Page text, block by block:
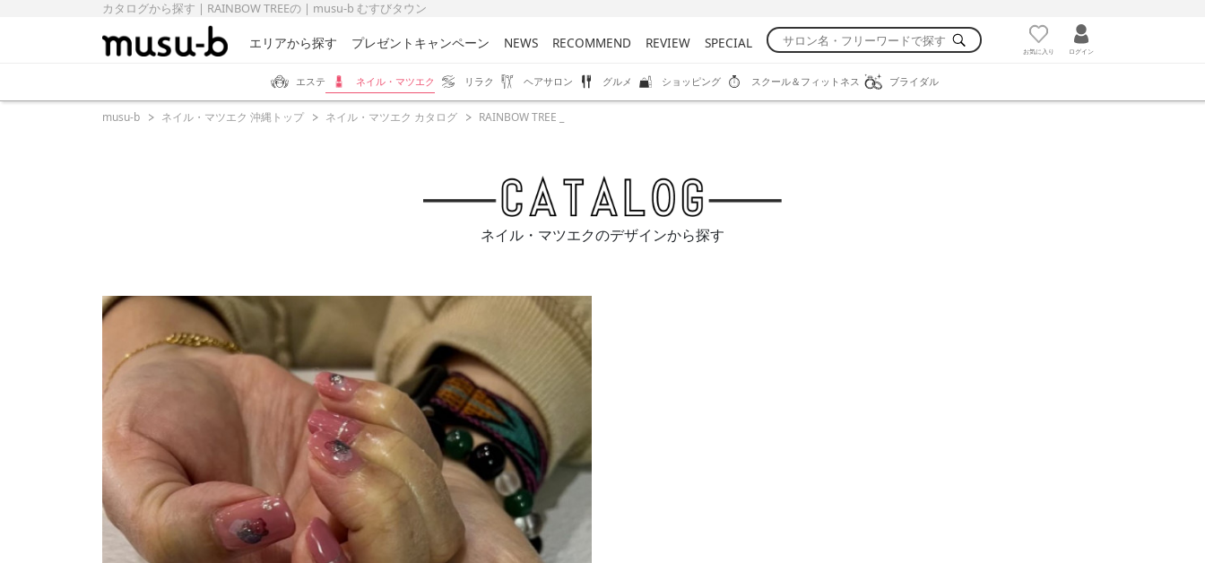
カタログから探す | RAINBOW TREEの | musu-b むすびタウン
エリアから探す プレゼントキャンペーン NEWS RECOMMEND REVIEW SPECIAL お気に入り ログイン
エステ ネイル・マツエク リラク ヘアサロン グルメ ショッピング スクール＆フィットネス ブライダル
musu-b ネイル・マツエク 沖縄トップ ネイル・マツエク カタログ RAINBOW TREE _
ネイル・マツエクのデザインから探す